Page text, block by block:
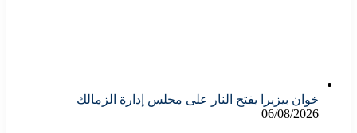
خوان بيزيرا يفتح النار على مجلس إدارة الزمالك
06/08/2026